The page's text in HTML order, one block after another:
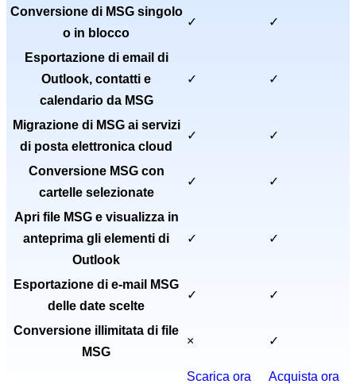
Conversione di MSG singolo
o in blocco
✓ ✓
Esportazione di email di
Outlook, contatti e
calendario da MSG
✓ ✓
Migrazione di MSG ai servizi
di posta elettronica cloud
✓ ✓
Conversione MSG con
cartelle selezionate
✓ ✓
Apri file MSG e visualizza in
anteprima gli elementi di
Outlook
✓ ✓
Esportazione di e-mail MSG
delle date scelte
✓ ✓
Conversione illimitata di file
MSG
× ✓
Scarica ora Acquista ora